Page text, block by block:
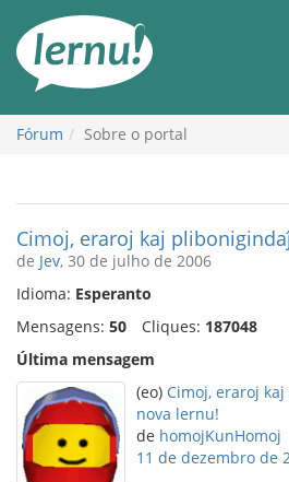
conteúdo
Fórum Sobre o portal
Cimoj, eraroj kaj
de Jev, 30 de julho de 2006
Idioma: Esperanto
Mensagens: 50 Cliques: 187048
Última mensagem
(eo) Cimoj, eraroj
nova lernu!
de homojKunHomoj
11 de dezembro de